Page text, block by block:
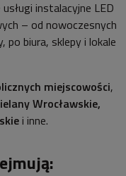
instalacyjne LED
– od nowoczesnych
po biura, sklepy i lokale
miejscowości,
Wrocławskie,
i inne.